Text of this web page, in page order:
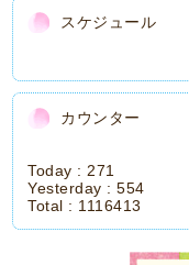
スケジュール
カウンター
Today :271
Yesterday :554
Total : 1116413